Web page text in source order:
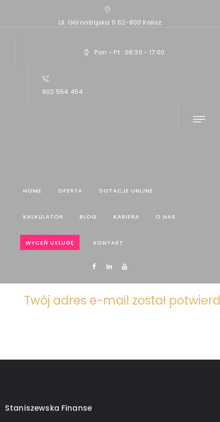
Ul. Górnośląska 11 62-800 Kalisz
Pon - Pt : 08:30 - 17:00
602 554 454
HOME OFERTA DOTACJE UNIJNE
KALKULATOR BLOG KARIERA O NAS
WYCEŃ USŁUGĘ KONTAKT
Twój adres e-mail został
Staniszewska Finanse